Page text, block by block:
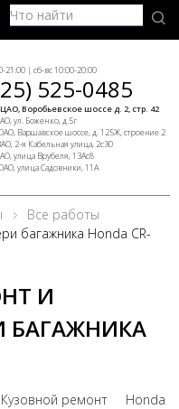
21:00 | сб-вс 10:00-20:00
525-0485
Воробьевское шоссе д. 2, стр. 42
ул. Боженко, д.5г
Варшавское шоссе, д. 125Ж, строение 2
2-я Кабельная улица, 2с30
улица Врубеля, 13Ас8
улица Садовники, 11А
Все работы
багажника Honda CR-
И
БАГАЖНИКА
Кузовной ремонт
Honda